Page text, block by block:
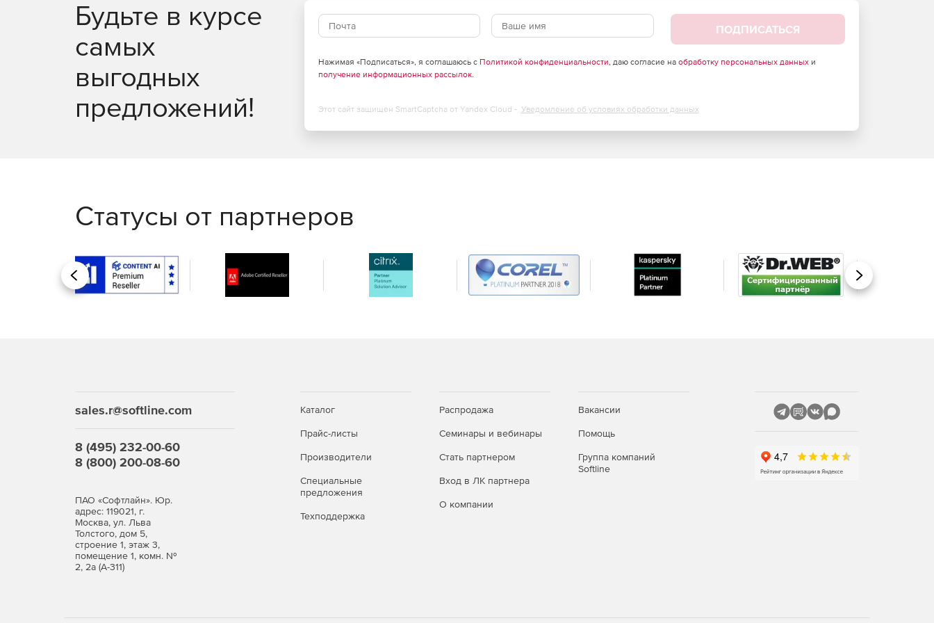
Будьте в курсе
самых
выгодных
предложений!
ПОДПИСАТЬСЯ
Нажимая «Подписаться», я соглашаюсь с Политикой конфиденциальности, даю согласие на обработку персональных данныхи
получение информационных рассылок.
Этот сайт защищен SmartCaptcha от Yandex Cloud - Уведомление об условиях обработки данных
Статусы от партнеров
Назад Вперед
sales.r@softline.com
8 (495) 232-00-60
8 (800) 200-08-60
ПАО «Софтлайн». Юр.
адрес: 119021, г.
Москва, ул. Льва
Толстого, дом 5,
строение 1, этаж 3,
помещение 1, комн. №
2, 2а (А-311)
Каталог
Прайс-листы
Производители
Специальные
предложения
Техподдержка
Распродажа
Семинары и вебинары
Стать партнером
Вход в ЛК партнера
О компании
Вакансии
Помощь
Группа компаний
Softline